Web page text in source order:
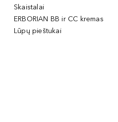
Skaistalai
ERBORIAN BB ir CC kremas
Lūpų pieštukai